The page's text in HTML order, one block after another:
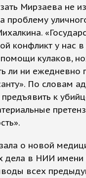
Мирзаева не
конфликт у нас
кулаков,
ли ни
По словам
предъявить к
о новой
дела в НИИ имени
всех